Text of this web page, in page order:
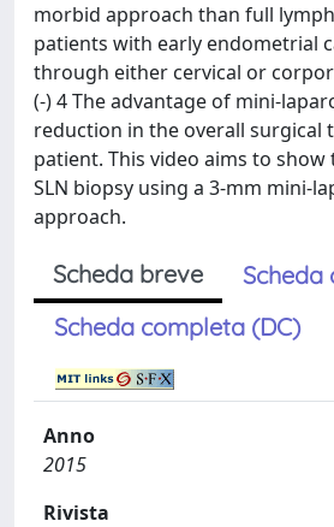
morbid approach than full
patients with early endometrial
through either cervical or
(-) 4 The advantage of mini-
reduction in the overall surgical
patient. This video aims to
SLN biopsy using a 3-mm mini-
approach.
Scheda breve
Scheda
Scheda completa (DC)
Anno
2015
Rivista